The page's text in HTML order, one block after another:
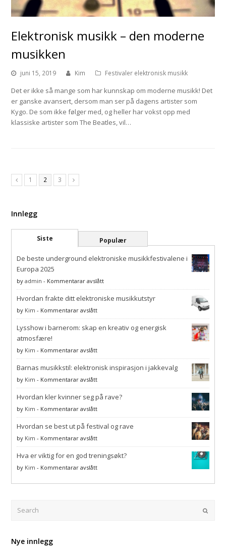
Elektronisk musikk – den moderne
musikken
juni 15, 2019 Kim Festivaler elektronisk musikk
Det er ikke så mange som har kunnskap om moderne musikk! Det
er ganske avansert, dersom man ser på dagens artister som
Kygo. De som ikke følger med, og heller har vokst opp med
klassiske artister som The Beatles, vil…
Previous
1 2 3 Next
Innlegg
Siste Populær
De beste underground elektroniske musikkfestivalene i
Europa 2025
byadmin - Kommentarar avslåttpå
De
beste
musikkfestivalene
Hvordan frakte ditt elektroniske musikkutstyr
by Kim - Kommentarar avslåttpå
Hvordan
frakte
musikkutstyr
Lysshow i barnerom: skap en kreativ og energisk
atmosfære!
by Kim - Kommentarar avslåttpå
Lysshow
i
en
og
energisk
atmosfære!
Barnas musikkstil: elektronisk inspirasjon i jakkevalg
by Kim - Kommentarar avslåttpå
Barnas
musikkstil:
i
Hvordan kler kvinner seg på rave?
by Kim - Kommentarar avslåttpå
Hvordan
kler
på
Hvordan se best ut på festival og rave
by Kim - Kommentarar avslåttpå
Hvordan
se
på
Hva er viktig for en god treningsøkt?
by Kim - Kommentarar avslåttpå
er
Submit
Nye innlegg